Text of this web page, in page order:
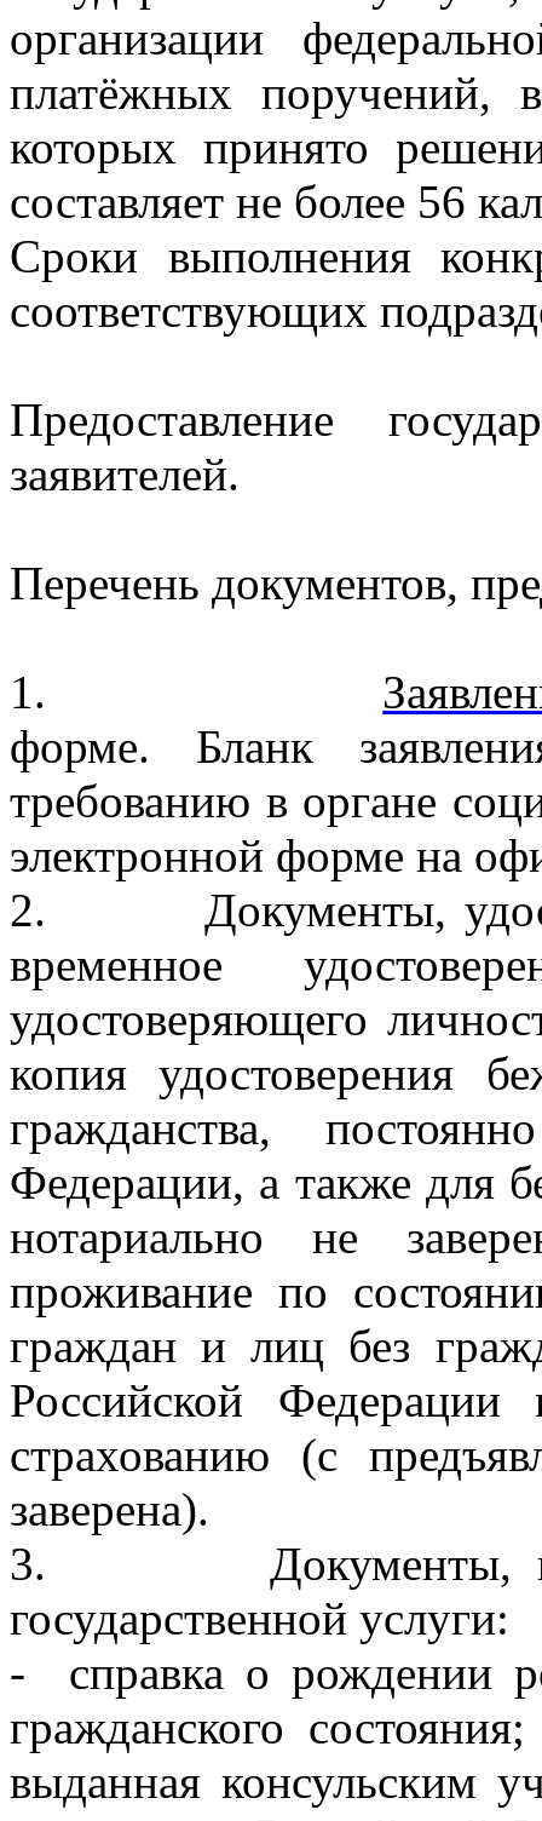
организации
платёжных поручений,
которых принято
составляет не более 56
Сроки выполнения
соответствующих
Предоставление
заявителей.
Перечень документов,
1.
форме. Бланк
требованию в органе
электронной форме на
2. Документы,
временное
удостоверяющего
копия удостоверения
гражданства,
Федерации, а также для
нотариально не
проживание по
граждан и лиц без
Российской
страхованию (с
заверена).
3. Документы,
государственной услуги:
- справка о рождении
гражданского
выданная консульским